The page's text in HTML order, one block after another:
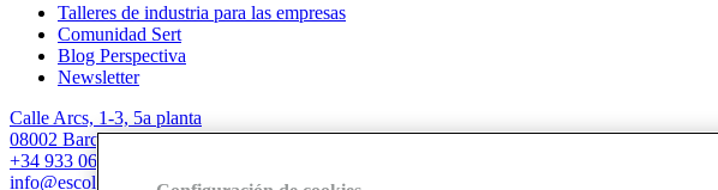
Talleres de industria para las empresas
Comunidad Sert
Blog Perspectiva
Newsletter
Calle Arcs, 1-3, 5a planta
08002 Barcelona
+34 933 067 844
info@escolasert.com